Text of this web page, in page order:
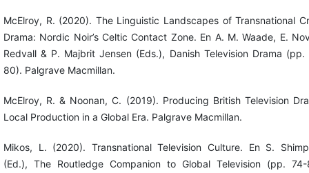
McElroy, R. (2020). The Linguistic Landscapes of Transnational
Drama: Nordic Noir’s Celtic Contact Zone. En A. M. Waade, E.
Redvall & P. Majbrit Jensen (Eds.), Danish Television Drama
80). Palgrave Macmillan.
McElroy, R. & Noonan, C. (2019). Producing British Television
Local Production in a Global Era. Palgrave Macmillan.
Mikos, L. (2020). Transnational Television Culture. En S.
(Ed.), The Routledge Companion to Global Television (pp. 74-